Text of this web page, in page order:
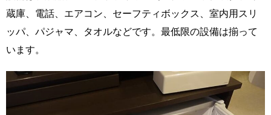
蔵庫、電話、エアコン、セーフティボックス、室内用スリ
ッパ、パジャマ、タオルなどです。最低限の設備は揃って
います。